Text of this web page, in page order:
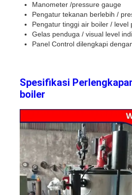
Manometer /pressure gauge
Pengatur tekanan berlebih /
Pengatur tinggi air boiler / level
Gelas penduga / visual level
Panel Control dilengkapi
Spesifikasi
boiler